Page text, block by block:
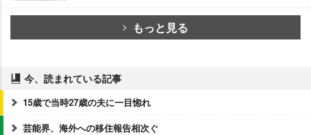
もっと見る
今、読まれている記事
15歳で当時27歳の夫に一目惚れ
芸能界、海外への移住報告相次ぐ